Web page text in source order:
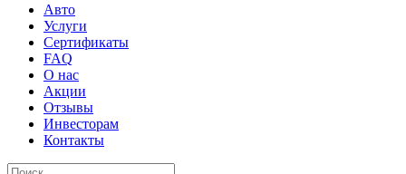
Авто
Услуги
Сертификаты
FAQ
О нас
Акции
Отзывы
Инвесторам
Контакты